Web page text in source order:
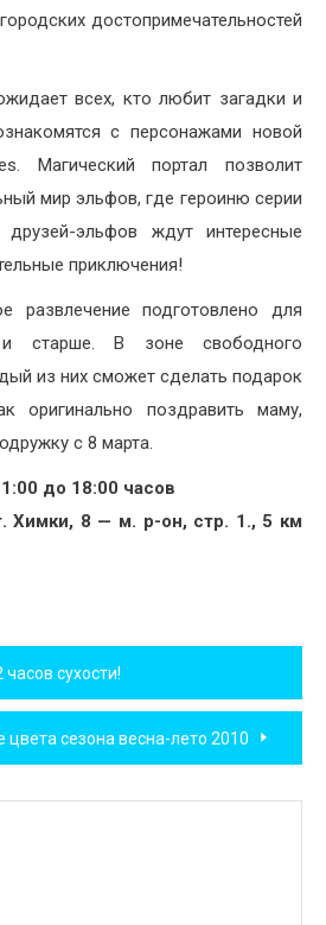
достопримечательностей
всех, кто любит загадки и
с персонажами новой
Магический портал позволит
мир эльфов, где героиню серии
эльфов ждут интересные
приключения!
развлечение подготовлено для
старше. В зоне свободного
из них сможет сделать подарок
оригинально поздравить маму,
с 8 марта.
до 18:00 часов
Химки, 8 — м. р-он, стр. 1., 5 км
сухости!
сезона весна-лето 2010